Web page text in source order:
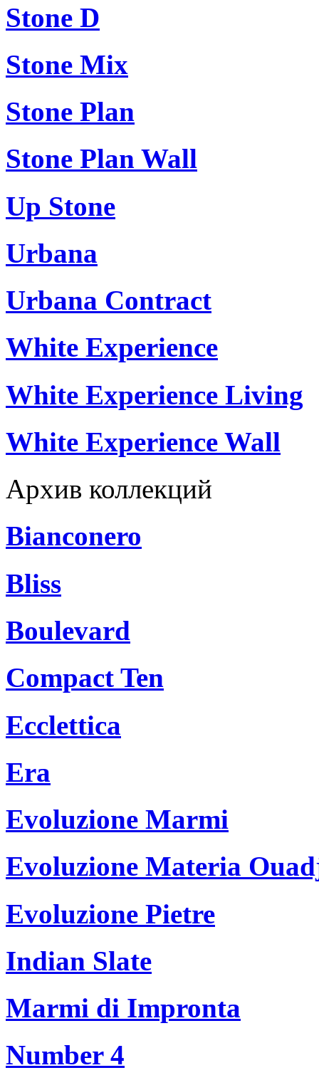
Stone D
Stone Mix
Stone Plan
Stone Plan Wall
Up Stone
Urbana
Urbana Contract
White Experience
White Experience Living
White Experience Wall
Архив коллекций
Bianconero
Bliss
Boulevard
Compact Ten
Ecclettica
Era
Evoluzione Marmi
Evoluzione Materia
Evoluzione Pietre
Indian Slate
Marmi di Impronta
Number 4